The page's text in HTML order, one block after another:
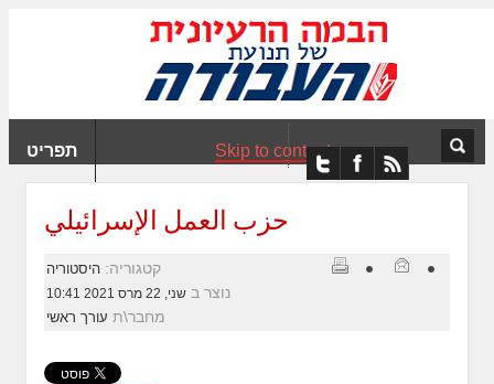
תפריט Skip to content
حزب العمل الإسرائيلي
קטגוריה: היסטוריה
נוצר ב שני, 22 מרס 2021 10:41
מחבר\ת עורך ראשי